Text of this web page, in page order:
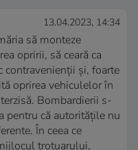
13.04.2023, 14:34
să monteze
opririi, să ceară ca
contravenienții și, foarte
oprirea vehiculelor în
Bombardierii s-
pentru că autoritățile nu
În ceea ce
trotuarului,